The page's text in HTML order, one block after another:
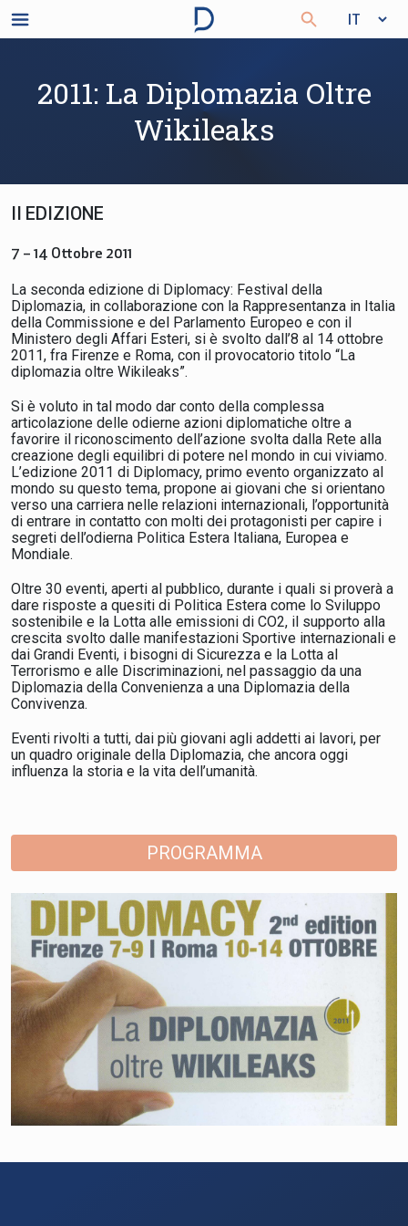
2011: La Diplomazia Oltre
Wikileaks
II EDIZIONE
7 – 14 Ottobre 2011
La seconda edizione di Diplomacy: Festival della
Diplomazia, in collaborazione con la Rappresentanza in Italia
della Commissione e del Parlamento Europeo e con il
Ministero degli Affari Esteri, si è svolto dall’8 al 14 ottobre
2011, fra Firenze e Roma, con il provocatorio titolo “La
diplomazia oltre Wikileaks”.
Si è voluto in tal modo dar conto della complessa
articolazione delle odierne azioni diplomatiche oltre a
favorire il riconoscimento dell’azione svolta dalla Rete alla
creazione degli equilibri di potere nel mondo in cui viviamo.
L’edizione 2011 di Diplomacy, primo evento organizzato al
mondo su questo tema, propone ai giovani che si orientano
verso una carriera nelle relazioni internazionali, l’opportunità
di entrare in contatto con molti dei protagonisti per capire i
segreti dell’odierna Politica Estera Italiana, Europea e
Mondiale.
Oltre 30 eventi, aperti al pubblico, durante i quali si proverà a
dare risposte a quesiti di Politica Estera come lo Sviluppo
sostenibile e la Lotta alle emissioni di CO2, il supporto alla
crescita svolto dalle manifestazioni Sportive internazionali e
dai Grandi Eventi, i bisogni di Sicurezza e la Lotta al
Terrorismo e alle Discriminazioni, nel passaggio da una
Diplomazia della Convenienza a una Diplomazia della
Convivenza.
Eventi rivolti a tutti, dai più giovani agli addetti ai lavori, per
un quadro originale della Diplomazia, che ancora oggi
influenza la storia e la vita dell’umanità.
PROGRAMMA